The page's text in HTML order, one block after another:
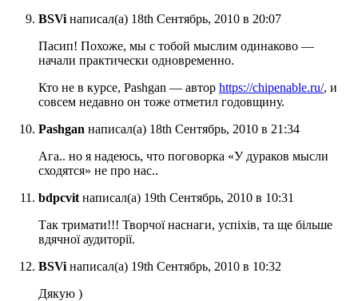
BSVi написал(а) 18th Сентябрь, 2010 в 20:07
Пасип! Похоже, мы с тобой мыслим одинаково —
начали практически одновременно.
Кто не в курсе, Pashgan — автор https://chipenable.ru/, и
совсем недавно он тоже отметил годовщину.
Pashgan написал(а) 18th Сентябрь, 2010 в 21:34
Ага.. но я надеюсь, что поговорка «У дураков мысли
сходятся» не про нас..
bdpcvit написал(а) 19th Сентябрь, 2010 в 10:31
Так тримати!!! Творчої наснаги, успіхів, та ще більше
вдячної аудиторії.
BSVi написал(а) 19th Сентябрь, 2010 в 10:32
Дякую )